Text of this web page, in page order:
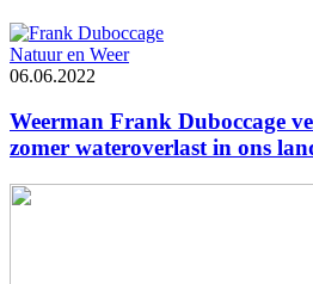
Natuur en Weer
06.06.2022
Weerman Frank Duboccage
zomer wateroverlast in ons